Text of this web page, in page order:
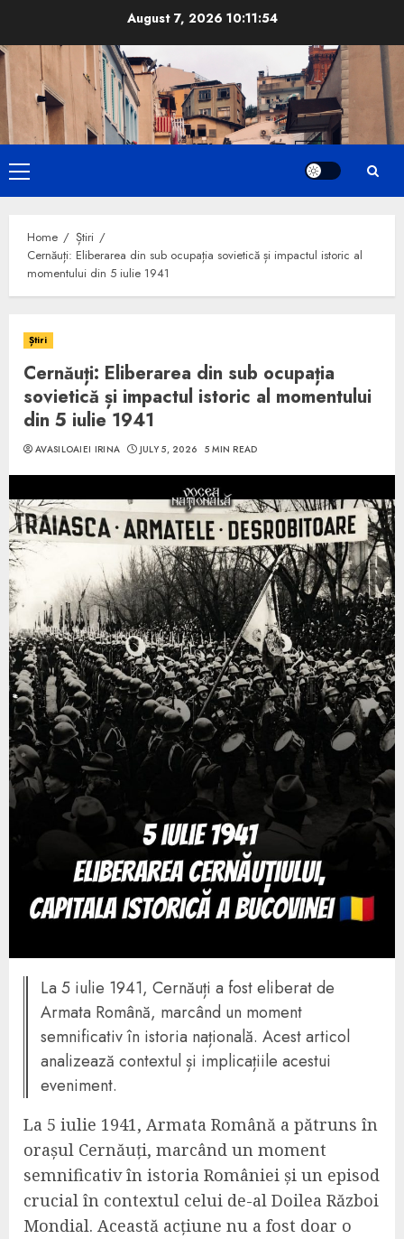
content
August 7, 2026 10:11:55
Primary
Menu
Home
Știri
Cernăuți: Eliberarea din sub ocupația sovietică și impactul istoric al
momentului din 5 iulie 1941
Știri
Cernăuți: Eliberarea din sub ocupația
sovietică și impactul istoric al momentului
din 5 iulie 1941
AVASILOAIEI IRINA JULY 5, 2026 5 MIN READ
La 5 iulie 1941, Cernăuți a fost eliberat de
Armata Română, marcând un moment
semnificativ în istoria națională. Acest articol
analizează contextul și implicațiile acestui
eveniment.
La 5 iulie 1941, Armata Română a pătruns în
orașul Cernăuți, marcând un moment
semnificativ în istoria României și un episod
crucial în contextul celui de-al Doilea Război
Mondial. Această acțiune nu a fost doar o